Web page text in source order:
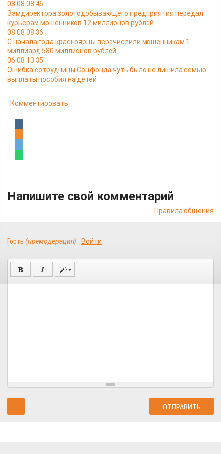
08.08 08:46
Замдиректора золотодобывающего предприятия передал
курьерам мошенников 12 миллионов рублей
08.08 08:36
С начала года красноярцы перечислили мошенникам 1
миллиард 580 миллионов рублей
06.08 13:35
Ошибка сотрудницы Соцфонда чуть было не лишила семью
выплаты пособия на детей
Комментировать
Напишите свой комментарий
Правила общения
Гость (премодерация) Войти